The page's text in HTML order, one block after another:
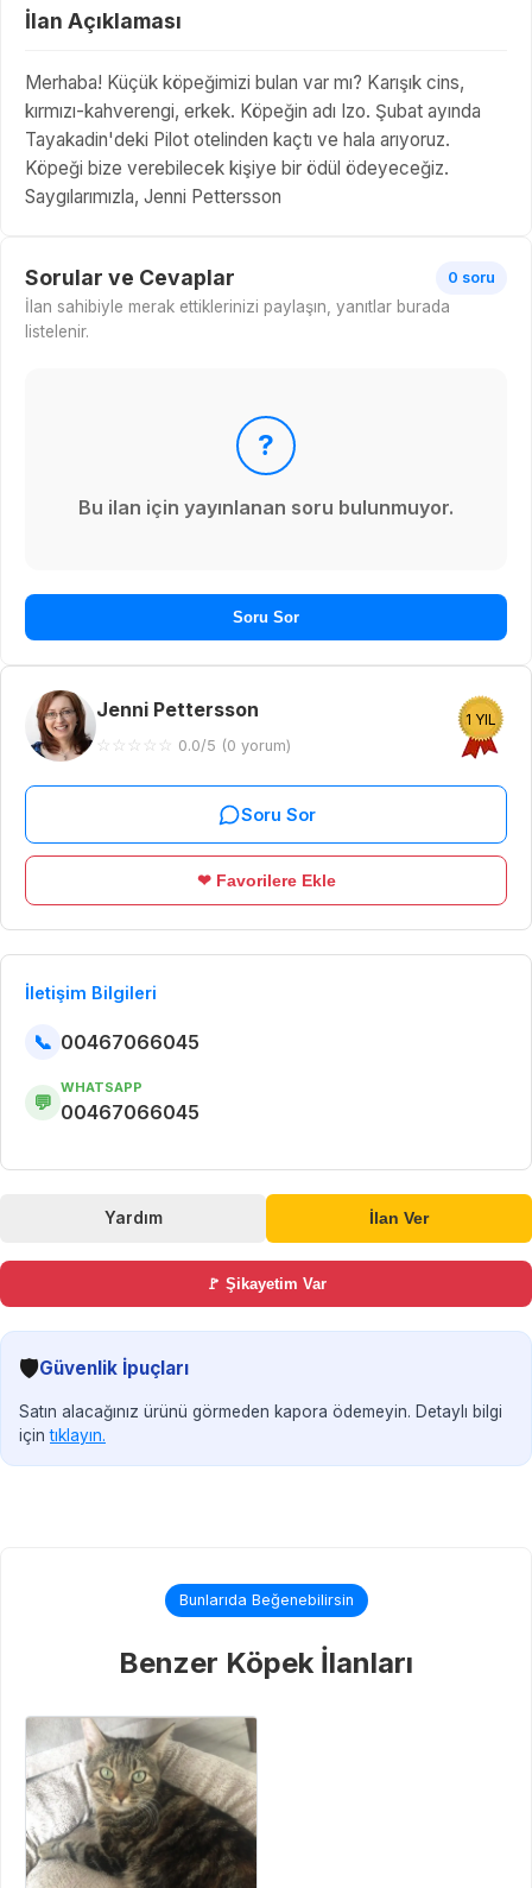
İlan Açıklaması
Merhaba! Küçük köpeğimizi bulan var mı? Karışık cins,
kırmızı-kahverengi, erkek. Köpeğin adı Izo. Şubat ayında
Tayakadin'deki Pilot otelinden kaçtı ve hala arıyoruz.
Köpeği bize verebilecek kişiye bir ödül ödeyeceğiz.
Saygılarımızla, Jenni Pettersson
Sorular ve Cevaplar 0 soru
İlan sahibiyle merak ettiklerinizi paylaşın, yanıtlar burada
listelenir.
?
Bu ilan için yayınlanan soru bulunmuyor.
Soru Sor
Jenni Pettersson
☆ ☆ ☆ ☆ ☆ 0.0/5 (0 yorum)
1 YIL
Soru Sor
❤ Favorilere Ekle
İletişim Bilgileri
📞 00467066045
💬
WHATSAPP
00467066045
Yardım İlan Ver
🚩 Şikayetim Var
🛡️Güvenlik İpuçları
Satın alacağınız ürünü görmeden kapora ödemeyin. Detaylı bilgi
içintıklayın.
Bunlarıda Beğenebilirsin
Benzer Köpek İlanları